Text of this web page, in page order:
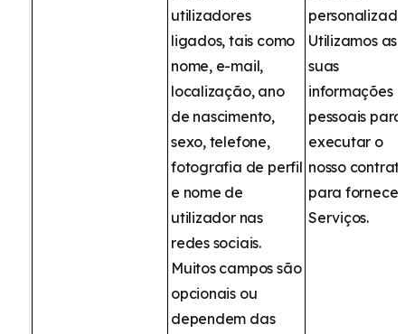
utilizadores
ligados, tais como
nome, e-mail,
localização, ano
de nascimento,
sexo, telefone,
fotografia de perfil
e nome de
utilizador nas
redes sociais.
Muitos campos são
opcionais ou
dependem das
Utilizamos as
suas
informações
pessoais para
executar o
nosso
para fornecer
Serviços.